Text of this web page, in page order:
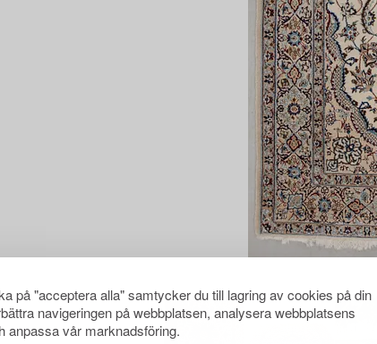
på "acceptera alla" samtycker du till lagring av cookies på din
navigeringen på webbplatsen, analysera webbplatsens
anpassa vår marknadsföring.